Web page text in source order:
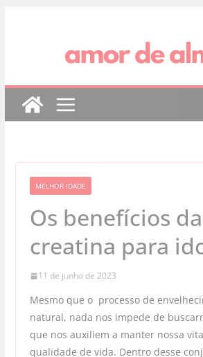
MELHOR IDADE
Os benefícios da
creatina para
11 de junho de 2023
Mesmo que o processo de
natural, nada nos impede de
que nos auxiliem a manter nossa
qualidade de vida. Dentro desse